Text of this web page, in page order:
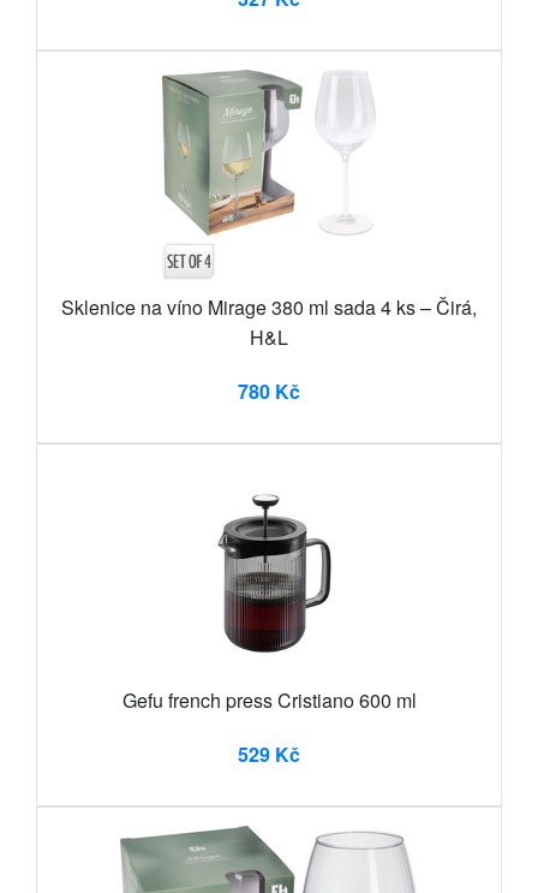
Sklenice na víno Mirage 380 ml sada 4 ks – Čirá,
H&L
780 Kč
Gefu french press Cristiano 600 ml
529 Kč